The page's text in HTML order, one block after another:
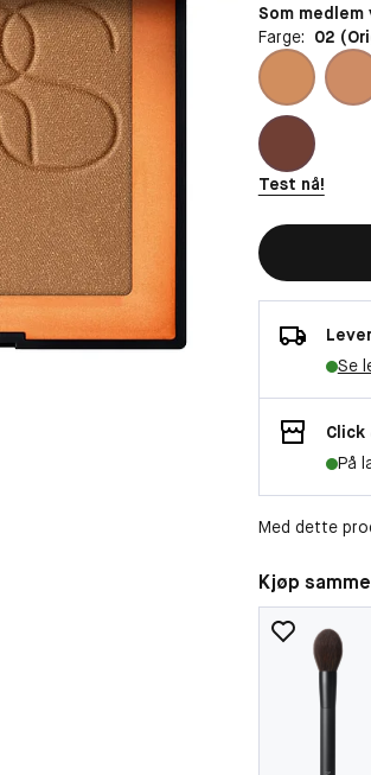
Farge: 02
Test nå!
Som
Se
På
Med dette
Kjøp